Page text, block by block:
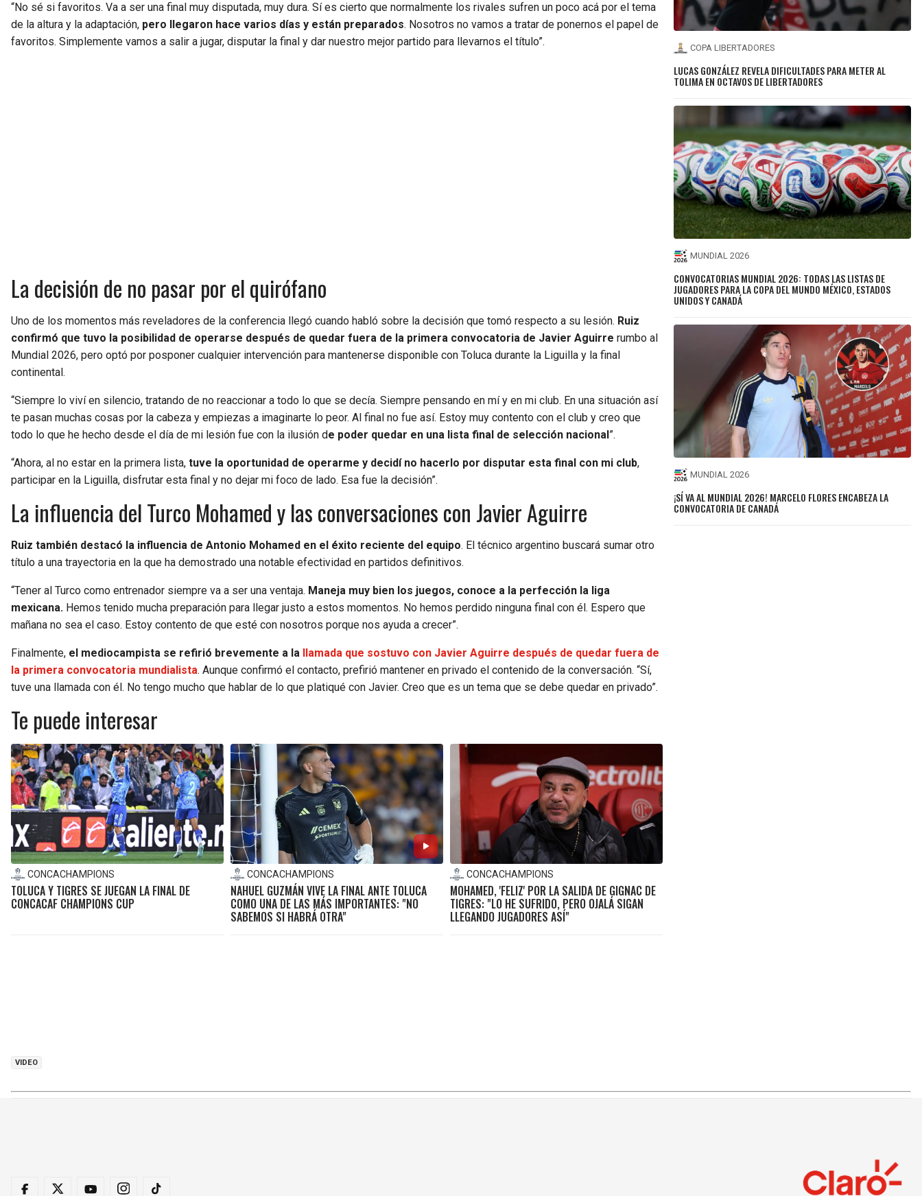
“No sé si favoritos. Va a ser una final muy disputada, muy dura. Sí es cierto que normalmente los rivales sufren un poco acá por el tema
de la altura y la adaptación, pero llegaron hace varios días y están preparados. Nosotros no vamos a tratar de ponernos el papel de
favoritos. Simplemente vamos a salir a jugar, disputar la final y dar nuestro mejor partido para llevarnos el título”.
La decisión de no pasar por el quirófano
Uno de los momentos más reveladores de la conferencia llegó cuando habló sobre la decisión que tomó respecto a su lesión. Ruiz
confirmó que tuvo la posibilidad de operarse después de quedar fuera de la primera convocatoria de Javier Aguirre rumbo al
Mundial 2026, pero optó por posponer cualquier intervención para mantenerse disponible con Toluca durante la Liguilla y la final
continental.
“Siempre lo viví en silencio, tratando de no reaccionar a todo lo que se decía. Siempre pensando en mí y en mi club. En una situación así
te pasan muchas cosas por la cabeza y empiezas a imaginarte lo peor. Al final no fue así. Estoy muy contento con el club y creo que
todo lo que he hecho desde el día de mi lesión fue con la ilusión de poder quedar en una lista final de selección nacional ”.
“Ahora, al no estar en la primera lista, tuve la oportunidad de operarme y decidí no hacerlo por disputar esta final con mi club,
participar en la Liguilla, disfrutar esta final y no dejar mi foco de lado. Esa fue la decisión”.
La influencia del Turco Mohamed y las conversaciones con Javier Aguirre
Ruiz también destacó la influencia de Antonio Mohamed en el éxito reciente del equipo. El técnico argentino buscará sumar otro
título a una trayectoria en la que ha demostrado una notable efectividad en partidos definitivos.
“Tener al Turco como entrenador siempre va a ser una ventaja. Maneja muy bien los juegos, conoce a la perfección la liga
mexicana. Hemos tenido mucha preparación para llegar justo a estos momentos. No hemos perdido ninguna final con él. Espero que
mañana no sea el caso. Estoy contento de que esté con nosotros porque nos ayuda a crecer”.
Finalmente, el mediocampista se refirió brevemente a la llamada que sostuvo con Javier Aguirre después de quedar fuera de
la primera convocatoria mundialista. Aunque confirmó el contacto, prefirió mantener en privado el contenido de la conversación. “Sí,
tuve una llamada con él. No tengo mucho que hablar de lo que platiqué con Javier. Creo que es un tema que se debe quedar en privado”.
Te puede interesar
CONCACHAMPIONS
TOLUCA Y TIGRES SE JUEGAN LA FINAL DE
CONCACAF CHAMPIONS CUP
CONCACHAMPIONS
NAHUEL GUZMÁN VIVE LA FINAL ANTE TOLUCA
COMO UNA DE LAS MÁS IMPORTANTES: "NO
SABEMOS SI HABRÁ OTRA"
CONCACHAMPIONS
MOHAMED, 'FELIZ' POR LA SALIDA DE GIGNAC DE
TIGRES: "LO HE SUFRIDO, PERO OJALÁ SIGAN
LLEGANDO JUGADORES ASÍ"
VIDEO
COPA LIBERTADORES
LUCAS GONZÁLEZ REVELA DIFICULTADES PARA METER AL
TOLIMA EN OCTAVOS DE LIBERTADORES
MUNDIAL 2026
CONVOCATORIAS MUNDIAL 2026: TODAS LAS LISTAS DE
JUGADORES PARA LA COPA DEL MUNDO MÉXICO, ESTADOS
UNIDOS Y CANADÁ
MUNDIAL 2026
¡SÍ VA AL MUNDIAL 2026! MARCELO FLORES ENCABEZA LA
CONVOCATORIA DE CANADÁ